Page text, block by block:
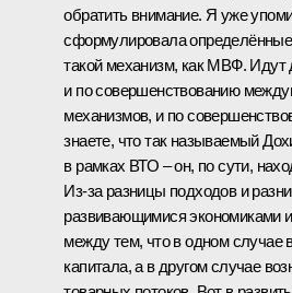
обратить внимание. Я уже
сформулировала
такой механизм, как МВФ. Идут
и по совершенствованию
механизмов, и по
знаете, что так называемый
в рамках ВТО – он, по сути,
Из‑за разницы подходов и
развивающимися экономиками
между тем, что в одном случае
капитала, а в другом случае